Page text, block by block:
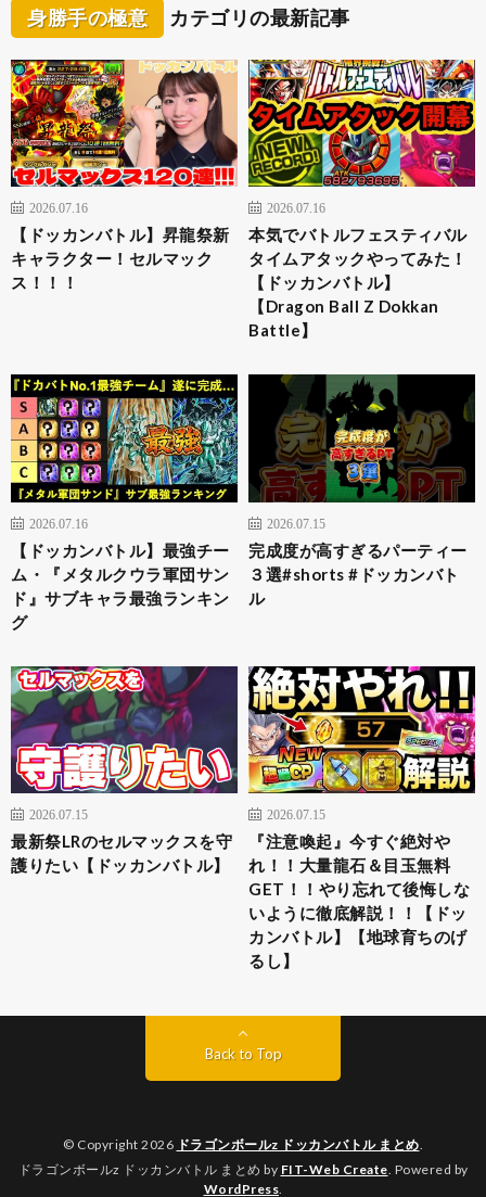
身勝手の極意 カテゴリの最新記事
2026.07.16
【ドッカンバトル】昇龍祭新
キャラクター！セルマック
ス！！！
2026.07.16
本気でバトルフェスティバル
タイムアタックやってみた！
【ドッカンバトル】
【Dragon Ball Z Dokkan
Battle】
2026.07.16
【ドッカンバトル】最強チー
ム・『メタルクウラ軍団サン
ド』サブキャラ最強ランキン
グ
2026.07.15
完成度が高すぎるパーティー
３選#shorts #ドッカンバト
ル
2026.07.15
最新祭LRのセルマックスを守
護りたい【ドッカンバトル】
2026.07.15
『注意喚起』今すぐ絶対や
れ！！大量龍石＆目玉無料
GET！！やり忘れて後悔しな
いように徹底解説！！【ドッ
カンバトル】【地球育ちのげ
るし】
Back to Top
© Copyright 2026 ドラゴンボールz ドッカンバトル まとめ.
ドラゴンボールz ドッカンバトル まとめ by FIT-Web Create. Powered by
WordPress.